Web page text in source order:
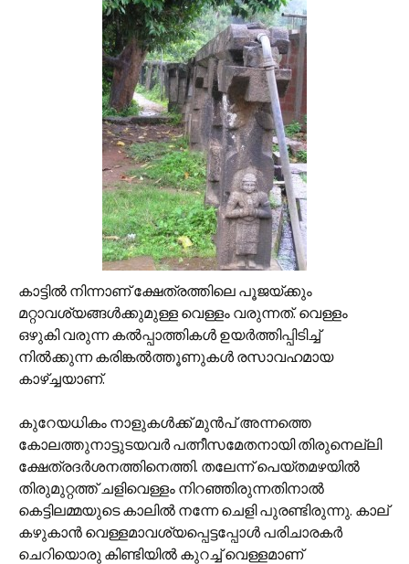
കാട്ടില്‍ നിന്നാണ് ക്ഷേത്രത്തിലെ പൂജയ്ക്കും
മറ്റാവശ്യങ്ങള്‍ക്കുമുള്ള വെള്ളം വരുന്നത്. വെള്ളം
ഒഴുകി വരുന്ന കല്‍പ്പാത്തികള്‍ ഉയര്‍ത്തിപ്പിടിച്ച്
നില്‍ക്കുന്ന കരിങ്കല്‍‌ത്തൂണുകള്‍ രസാവഹമായ
കാഴ്ച്ചയാണ്.
കുറേയധികം നാളുകള്‍ക്ക് മുന്‍പ് അന്നത്തെ
കോലത്തുനാട്ടുടയവര്‍ പത്നീസമേതനായി തിരുനെല്ലി
ക്ഷേത്രദര്‍ശനത്തിനെത്തി. തലേന്ന് പെയ്തമഴയില്‍
തിരുമുറ്റത്ത് ചളിവെള്ളം നിറഞ്ഞിരുന്നതിനാല്‍
കെട്ടിലമ്മയുടെ കാലില്‍ നന്നേ ചെളി പുരണ്ടിരുന്നു. കാല്
കഴുകാന്‍ വെള്ളമാവശ്യപ്പെട്ടപ്പോള്‍ പരിചാരകര്‍
ചെറിയൊരു കിണ്ടിയില്‍ കുറച്ച് വെള്ളമാണ്